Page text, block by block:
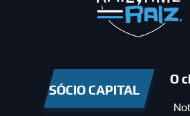
SÓCIO CAPITAL
O